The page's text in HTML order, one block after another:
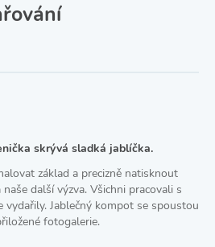
skrývá sladká jablíčka.
základ a precizně natisknout
další výzva. Všichni pracovali s
vydařily. Jablečný kompot se spoustou
fotogalerie.